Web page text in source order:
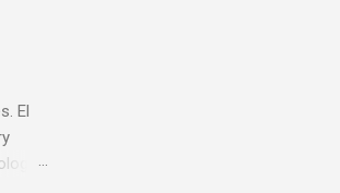
El